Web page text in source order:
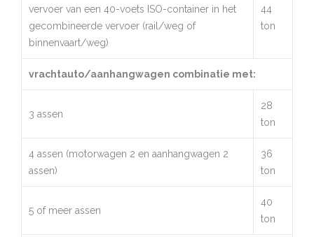
vervoer van een 40-voets ISO-container in het
gecombineerde vervoer (rail/weg of
binnenvaart/weg)
44
ton
vrachtauto/aanhangwagen combinatie met:
3 assen
28
ton
4 assen (motorwagen 2 en aanhangwagen 2
assen)
36
ton
5 of meer assen
40
ton